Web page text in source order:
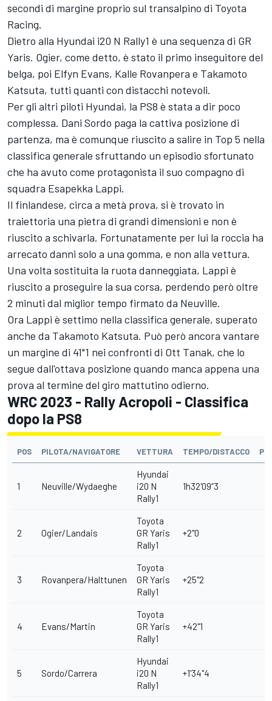
secondi di margine proprio sul transalpino di Toyota
Racing.
Dietro alla Hyundai i20 N Rally1 è una sequenza di GR
Yaris. Ogier, come detto, è stato il primo inseguitore del
belga, poi Elfyn Evans, Kalle Rovanpera e Takamoto
Katsuta, tutti quanti con distacchi notevoli.
Per gli altri piloti Hyundai, la PS8 è stata a dir poco
complessa. Dani Sordo paga la cattiva posizione di
partenza, ma è comunque riuscito a salire in Top 5 nella
classifica generale sfruttando un episodio sfortunato
che ha avuto come protagonista il suo compagno di
squadra Esapekka Lappi.
Il finlandese, circa a metà prova, si è trovato in
traiettoria una pietra di grandi dimensioni e non è
riuscito a schivarla. Fortunatamente per lui la roccia ha
arrecato danni solo a una gomma, e non alla vettura.
Una volta sostituita la ruota danneggiata, Lappi è
riuscito a proseguire la sua corsa, perdendo però oltre
2 minuti dal miglior tempo firmato da Neuville.
Ora Lappi è settimo nella classifica generale, superato
anche da Takamoto Katsuta. Può però ancora vantare
un margine di 41"1 nei confronti di Ott Tanak, che lo
segue dall'ottava posizione quando manca appena una
prova al termine del giro mattutino odierno.
WRC 2023 - Rally Acropoli - Classifica
dopo la PS8
POS PILOTA/NAVIGATORE VETTURA TEMPO/DISTACCO
1 Neuville/Wydaeghe
Hyundai
i20 N
Rally1
1h32'09”3
2 Ogier/Landais
Toyota
GR Yaris
Rally1
+2"0
3 Rovanpera/Halttunen
Toyota
GR Yaris
Rally1
+25"2
4 Evans/Martin
Toyota
GR Yaris
Rally1
+42"1
5 Sordo/Carrera
Hyundai
i20 N
Rally1
+1'34"4